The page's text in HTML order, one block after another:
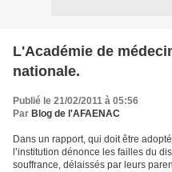
L'Académie de
nationale.
Publié le 21/02/2011 à 05:56
Par Blog de l'AFAENAC
Dans un rapport, qui doit être
l’institution dénonce les failles du
souffrance, délaissés par leurs